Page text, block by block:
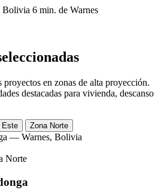
Bolivia 6 min. de Warnes
proyectos en zonas de alta proyección.
destacadas para vivienda, descanso
Este Zona Norte
Norte